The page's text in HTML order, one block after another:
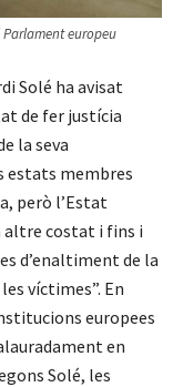
europeu
Solé ha avisat
de fer justícia
la seva
estats membres
però l’Estat
altre costat i fins i
d’enaltiment de la
víctimes”. En
europees
en
Solé, les